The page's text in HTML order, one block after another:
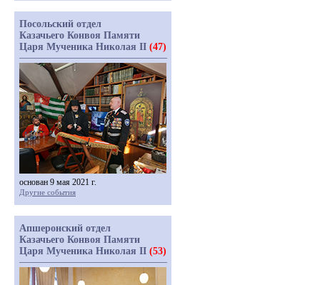
Посольский отдел
Казачьего Конвоя Памяти
Царя Мученика Николая II (47)
основан 9 мая 2021 г.
Другие события
Апшеронский отдел
Казачьего Конвоя Памяти
Царя Мученика Николая II (53)